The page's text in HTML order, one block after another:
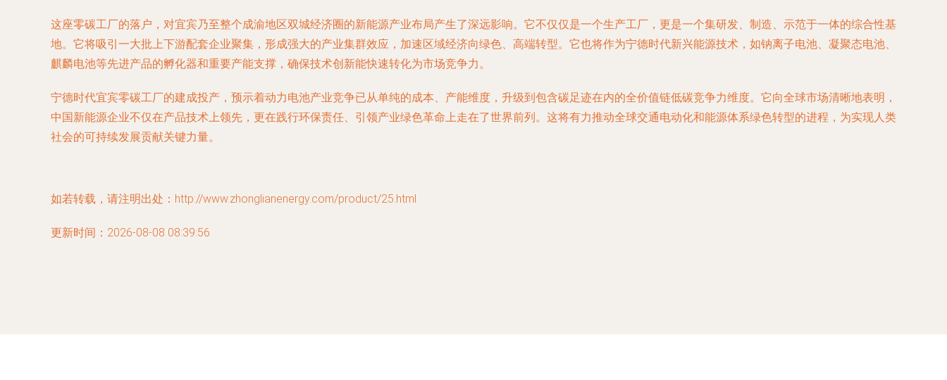
这座零碳工厂的落户，对宜宾乃至整个成渝地区双城经济圈的新能源产业布局产生了深远影响。它不仅仅是一个生产工厂，更是一个集研发、制造、示范于一体的综合性基
地。它将吸引一大批上下游配套企业聚集，形成强大的产业集群效应，加速区域经济向绿色、高端转型。它也将作为宁德时代新兴能源技术，如钠离子电池、凝聚态电池、
麒麟电池等先进产品的孵化器和重要产能支撑，确保技术创新能快速转化为市场竞争力。
宁德时代宜宾零碳工厂的建成投产，预示着动力电池产业竞争已从单纯的成本、产能维度，升级到包含碳足迹在内的全价值链低碳竞争力维度。它向全球市场清晰地表明，
中国新能源企业不仅在产品技术上领先，更在践行环保责任、引领产业绿色革命上走在了世界前列。这将有力推动全球交通电动化和能源体系绿色转型的进程，为实现人类
社会的可持续发展贡献关键力量。
如若转载，请注明出处：http://www.zhonglianenergy.com/product/25.html
更新时间：2026-08-08 08:39:56